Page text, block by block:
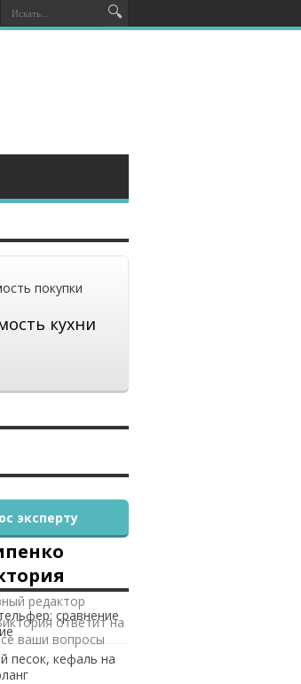
кухни
редактор
ответит на
ваши вопросы
эксперту
сравнение
песок, кефаль на